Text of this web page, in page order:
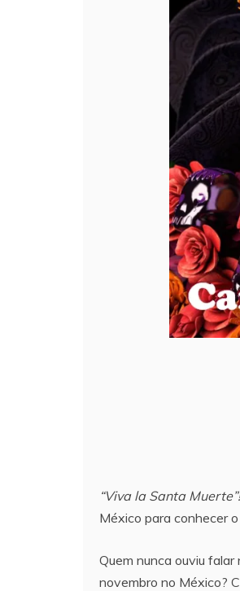
“Viva la Santa
México para conhecer
Quem nunca ouviu
novembro no México?